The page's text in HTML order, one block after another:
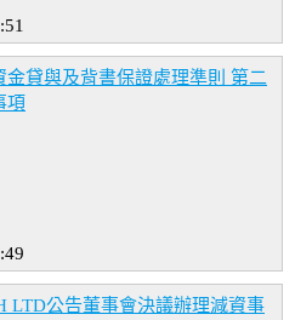
貸與及背書保證處理準則 第二
項
LTD公告董事會決議辦理減資事